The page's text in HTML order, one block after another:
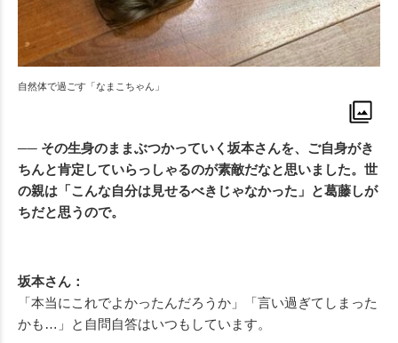
自然体で過ごす「なまこちゃん」
── その生身のままぶつかっていく坂本さんを、ご自身がき
ちんと肯定していらっしゃるのが素敵だなと思いました。世
の親は「こんな自分は見せるべきじゃなかった」と葛藤しが
ちだと思うので。
坂本さん：
「本当にこれでよかったんだろうか」「言い過ぎてしまった
かも…」と自問自答はいつもしています。